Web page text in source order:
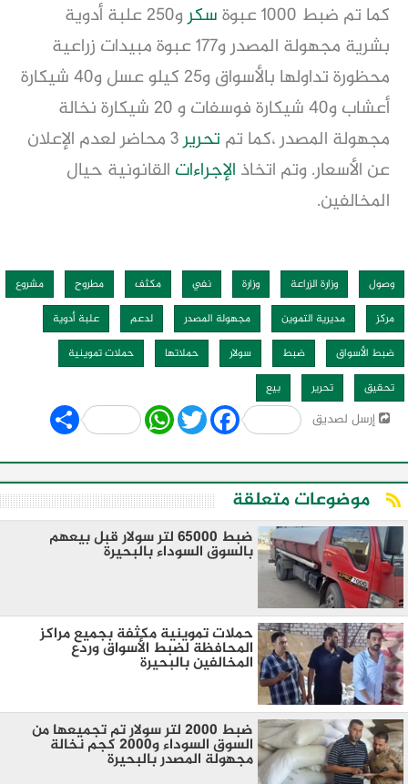
كما تم ضبط 1000 عبوة سكر
و250 علبة أدوية
بشرية مجهولة المصدر و177 عبوة مبيدات زراعية
محظورة تداولها بالأسواق و25 كيلو عسل و40 شيكارة
أعشاب و40 شيكارة فوسفات و 20 شيكارة نخالة
مجهولة المصدر ،كما تم تحرير
3 محاضر لعدم الإعلان
عن الأسعار. وتم اتخاذ الإجراءات القانونية حيال
المخالفين.
وصول وزارة الزراعة وزارة نفي مكثف مطروح
مشروع
مركز
مديرية التموين مجهولة المصدر لدعم
علبة أدوية
ضبط الأسواق
ضبط سولار حملاتها
حملات تموينية
تحقيق
تحرير بيع
إرسل لصديق Share WhatsApp
Twitter Facebook
موضوعات متعلقة
ضبط ٦٥٠٠٠ لتر سولار قبل بيعهم
بالسوق السوداء بالبحيرة
حملات تموينية مكثفة بجميع مراكز
المحافظة لضبط الأسواق وردع
المخالفين بالبحيرة
ضبط 2000 لتر سولار تم تجميعها من
السوق السوداء و2000 كجم نخالة
مجهولة المصدر بالبحيرة